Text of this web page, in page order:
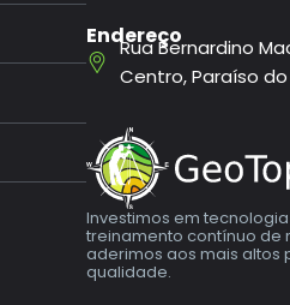
Endereço
Rua Bernardino
Centro, Paraíso
Investimos em
treinamento contínuo de
aderimos aos mais altos
qualidade.